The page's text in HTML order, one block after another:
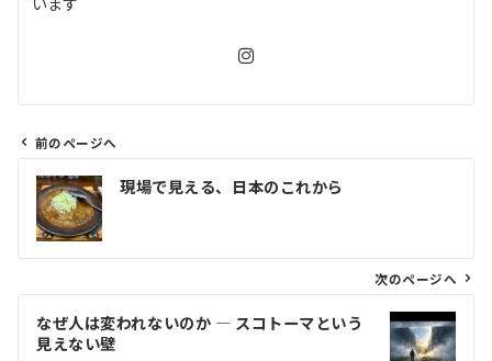
ビ
前のページへ
現場で見える、日本のこれから
次のページへ
なぜ人は変われないのか ― スコトーマという
見えない壁